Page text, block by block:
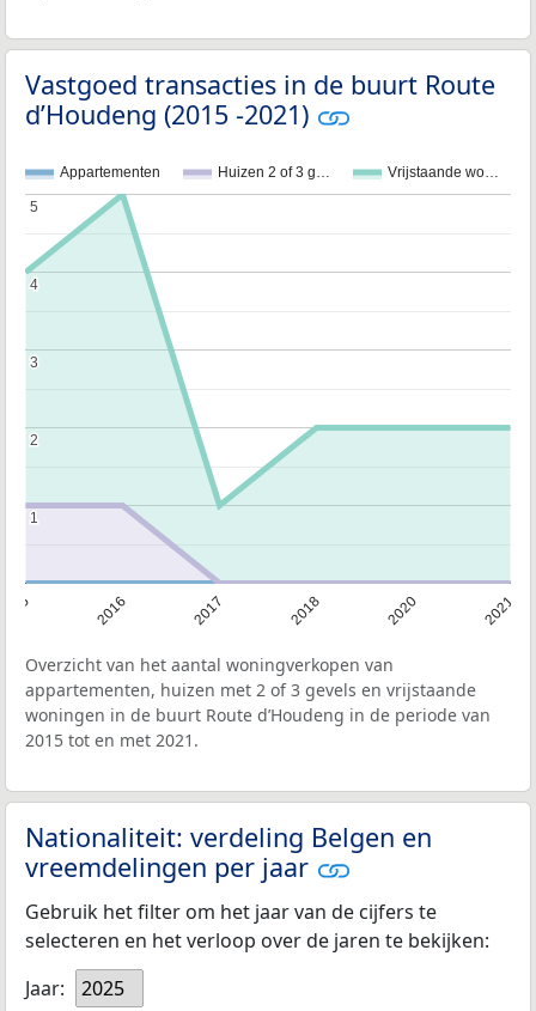
Vastgoed transacties in de buurt Route
d’Houdeng (2015 -2021)
Appartementen Huizen 2 of 3 g… Vrijstaande wo…
2016 2017 2018 2020 2021
1
1
2
2
3
3
4
4
5
5
Overzicht van het aantal woningverkopen van
appartementen, huizen met 2 of 3 gevels en vrijstaande
woningen in de buurt Route d’Houdeng in de periode van
2015 tot en met 2021.
Nationaliteit: verdeling Belgen en
vreemdelingen per jaar
Gebruik het filter om het jaar van de cijfers te
selecteren en het verloop over de jaren te bekijken:
Jaar:
2025